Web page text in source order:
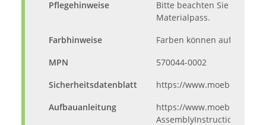
Pflegehinweise
Bitte beachten Sie die
Materialpass.
Farbhinweise
Farben können auf dem
MPN
570044-0002
Sicherheitsdatenblatt
https://
Aufbauanleitung
https://
AssemblyInstructions.pdf